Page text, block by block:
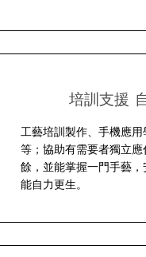
培訓支援
工藝培訓製作、手機應
等；協助有需要者獨立應
餘，並能掌握一門手藝
能自力更生。